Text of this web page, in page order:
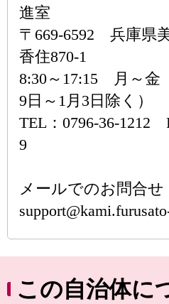
進室
〒669-6592 兵庫県
香住870-1
8:30～17:15 月～金
9日～1月3日除く）
TEL：0796-36-1212
9
メールでのお問合せ
この自治体に